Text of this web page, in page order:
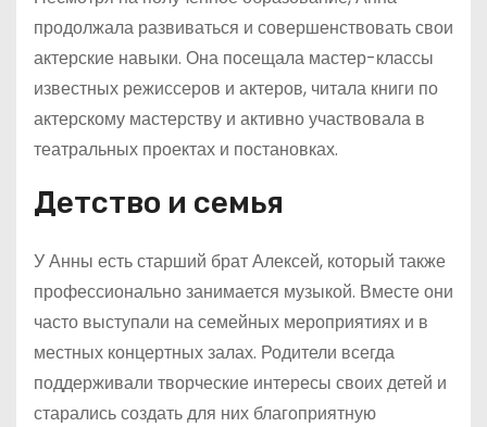
продолжала развиваться и совершенствовать свои
актерские навыки. Она посещала мастер-классы
известных режиссеров и актеров, читала книги по
актерскому мастерству и активно участвовала в
театральных проектах и постановках.
Детство и семья
У Анны есть старший брат Алексей, который также
профессионально занимается музыкой. Вместе они
часто выступали на семейных мероприятиях и в
местных концертных залах. Родители всегда
поддерживали творческие интересы своих детей и
старались создать для них благоприятную